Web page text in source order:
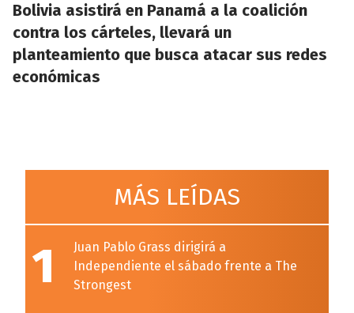
Bolivia asistirá en Panamá a la coalición
contra los cárteles, llevará un
planteamiento que busca atacar sus redes
económicas
MÁS LEÍDAS
1
Juan Pablo Grass dirigirá a
Independiente el sábado frente a The
Strongest